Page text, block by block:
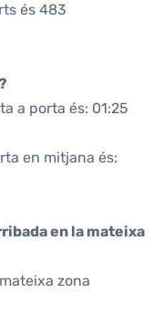
és 483
a porta és: 01:25
en mitjana és:
en la mateixa
zona